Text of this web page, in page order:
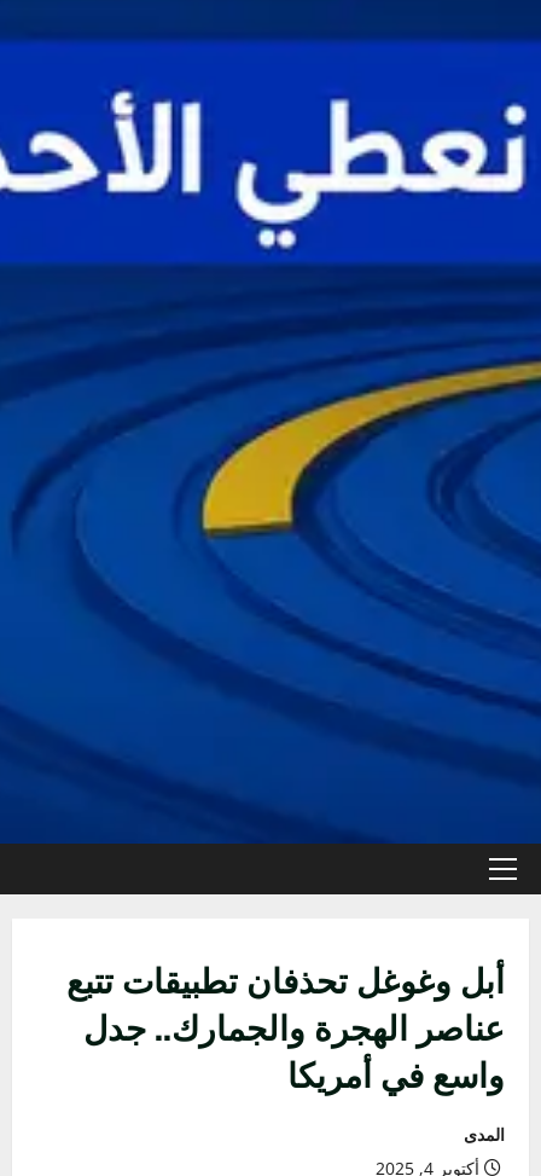
القائمة
أبل وغوغل تحذفان تطبيقات تتبع
عناصر الهجرة والجمارك.. جدل
واسع في أمريكا
المدى
أكتوبر 4, 2025